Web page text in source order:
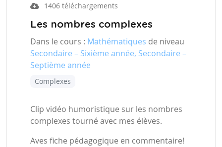
1406 téléchargements
Les nombres complexes
Dans le cours : Mathématiques de niveau
Secondaire – Sixième année, Secondaire –
Septième année
Complexes
Clip vidéo humoristique sur les nombres
complexes tourné avec mes élèves.
Aves fiche pédagogique en commentaire!